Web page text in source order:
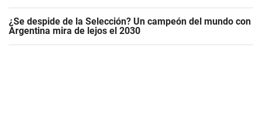
¿Se despide de la Selección? Un campeón del mundo con
Argentina mira de lejos el 2030